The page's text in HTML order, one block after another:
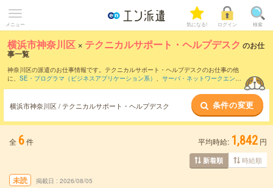
メニュー 気になる! ログイン 検索
横浜市神奈川区 × テクニカルサポート・ヘルプデスク のお仕
事一覧
神奈川区の派遣のお仕事情報です。テクニカルサポート・ヘルプデスクのお仕事の他
に、 SE・プログラマ（ビジネスアプリケーション系） 、 サーバ・ネットワークエンジ
などのこだわり条件で絞り込んでいただけます。職種辞典：テクニカルサポ
ート・ヘルプデスクのお仕事とは？とは？
横浜市神奈川区 / テクニカルサポート・ヘルプデスク 条件の変更
全 6件 平均時給: 1,842 円
新着順 時給順
未読 掲載日 2026/08/05